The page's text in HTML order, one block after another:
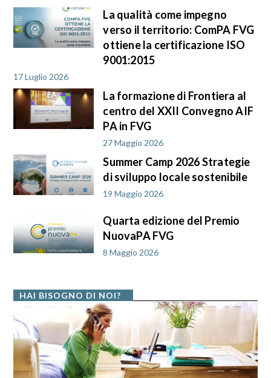
La qualità come impegno
verso il territorio: ComPA FVG
ottiene la certificazione ISO
9001:2015
17 Luglio 2026
La formazione di Frontiera al
centro del XXII Convegno AIF
PA in FVG
27 Maggio 2026
Summer Camp 2026 Strategie
di sviluppo locale sostenibile
19 Maggio 2026
Quarta edizione del Premio
NuovaPA FVG
8 Maggio 2026
HAI BISOGNO DI NOI?